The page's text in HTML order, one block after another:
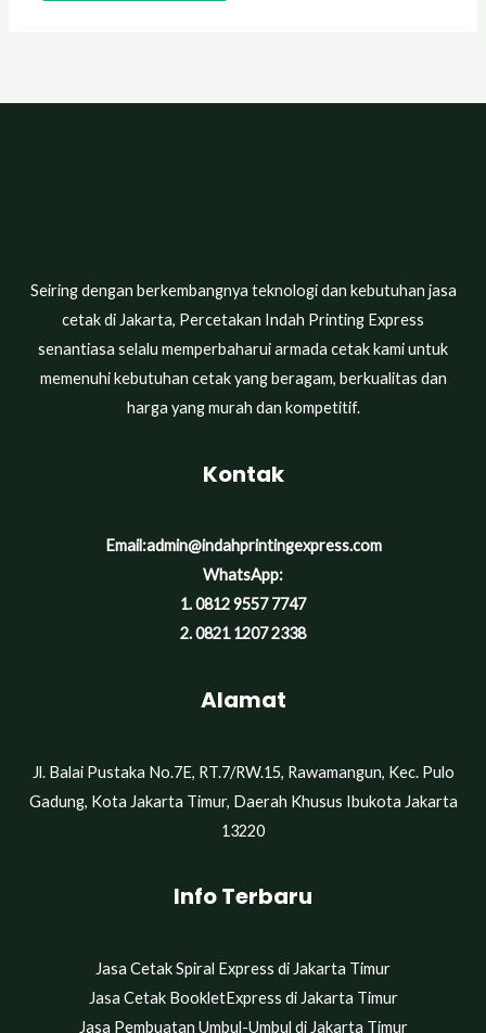
Seiring dengan berkembangnya teknologi dan kebutuhan jasa
cetak di Jakarta, Percetakan Indah Printing Express
senantiasa selalu memperbaharui armada cetak kami untuk
memenuhi kebutuhan cetak yang beragam, berkualitas dan
harga yang murah dan kompetitif.
Kontak
Email:admin@indahprintingexpress.com
WhatsApp:
1.0812 9557 7747
2.0821 1207 2338
Alamat
Jl. Balai Pustaka No.7E, RT.7/RW.15, Rawamangun, Kec. Pulo
Gadung, Kota Jakarta Timur, Daerah Khusus Ibukota Jakarta
13220
Info Terbaru
Jasa Cetak Spiral Express di Jakarta Timur
Jasa Cetak BookletExpress di Jakarta Timur
Jasa Pembuatan Umbul-Umbul di Jakarta Timur